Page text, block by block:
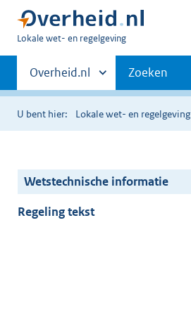
U
hier:
Lokale wet- en regelgeving
Primaire
navigatie
Andere
sites
binnen
Overheid.nl Zoeken
U bent hier: Lokale wet- en regelgeving
Wetstechnische informatie
Regeling tekst